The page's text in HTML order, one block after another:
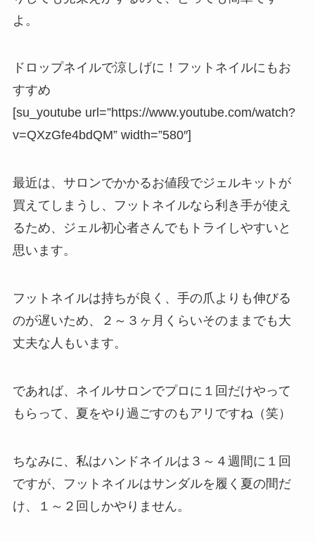
よ。
ドロップネイルで涼しげに！フットネイルにもお
すすめ
[su_youtube url=”https://www.youtube.com/watch?
v=QXzGfe4bdQM” width=”580″]
最近は、サロンでかかるお値段でジェルキットが
買えてしまうし、
フットネイルなら利き手が使え
るため、ジェル初心者さんでもトライしやすい と
思います。
フットネイルは持ちが良く、手の爪よりも伸びる
のが遅いため、２～３ヶ月くらいそのままでも大
丈夫な人もいます。
であれば、ネイルサロンでプロに１回だけやって
もらって、夏をやり過ごすのもアリですね（笑）
ちなみに、私はハンドネイルは３～４週間に１回
ですが、フットネイルはサンダルを履く夏の間だ
け、１～２回しかやりません。